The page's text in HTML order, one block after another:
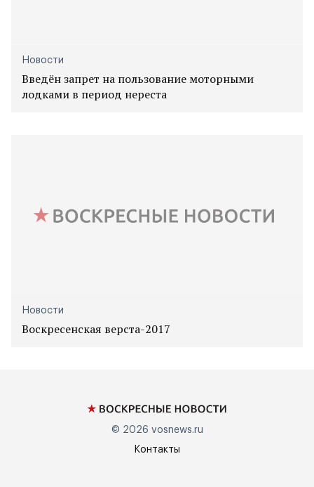
Новости
Введён запрет на пользование моторными
лодками в период нереста
Новости
Воскресенская верста-2017
© 2026 vosnews.ru
Контакты